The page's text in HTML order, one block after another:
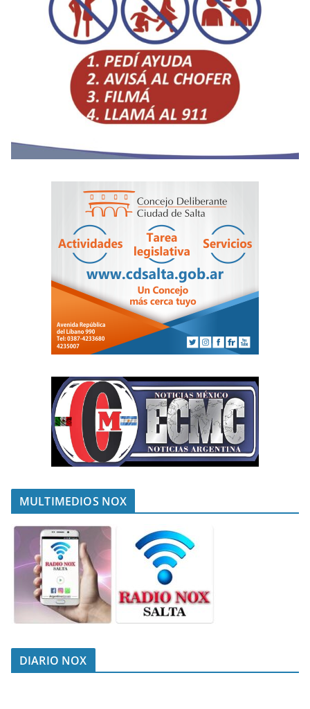
MULTIMEDIOS NOX
DIARIO NOX